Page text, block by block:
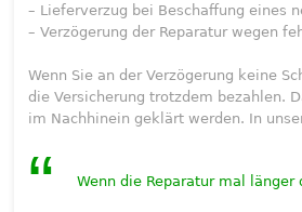
– Lieferverzug bei Beschaffung eines
– Verzögerung der Reparatur wegen
Wenn Sie an der Verzögerung keine
die Versicherung trotzdem bezahlen.
im Nachhinein geklärt werden. In
Wenn die Reparatur mal länger